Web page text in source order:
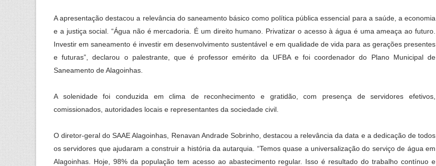
A apresentação destacou a relevância do saneamento básico como política pública essencial para a saúde, a economia
e a justiça social. “Água não é mercadoria. É um direito humano. Privatizar o acesso à água é uma ameaça ao futuro.
Investir em saneamento é investir em desenvolvimento sustentável e em qualidade de vida para as gerações presentes
e futuras”, declarou o palestrante, que é professor emérito da UFBA e foi coordenador do Plano Municipal de
Saneamento de Alagoinhas.
A solenidade foi conduzida em clima de reconhecimento e gratidão, com presença de servidores efetivos,
comissionados, autoridades locais e representantes da sociedade civil.
O diretor-geral do SAAE Alagoinhas, Renavan Andrade Sobrinho, destacou a relevância da data e a dedicação de todos
os servidores que ajudaram a construir a história da autarquia. “Temos quase a universalização do serviço de água em
Alagoinhas. Hoje, 98% da população tem acesso ao abastecimento regular. Isso é resultado do trabalho contínuo e